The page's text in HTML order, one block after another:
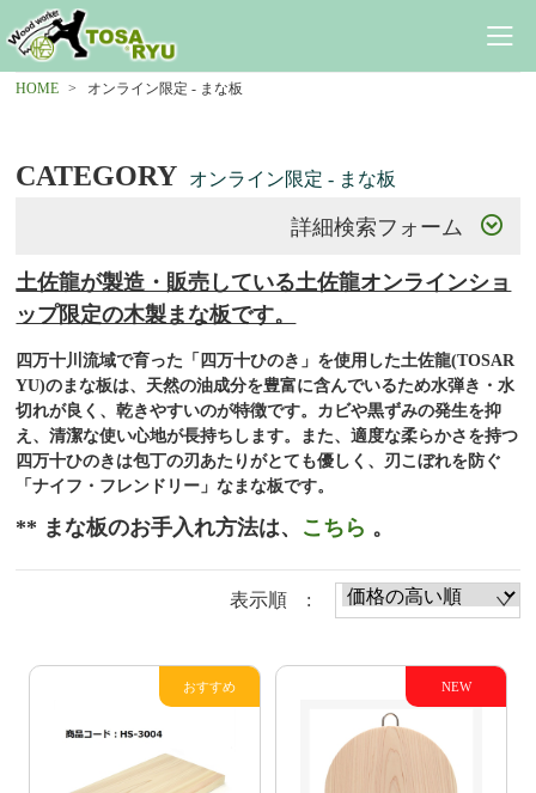
HOME オンライン限定 - まな板
CATEGORY オンライン限定 - まな板
詳細検索フォーム
土佐龍が製造・販売している土佐龍オンラインショ
ップ限定の木製まな板です。
四万十川流域で育った「四万十ひのき」を使用した土佐龍(TOSAR
YU)のまな板は、天然の油成分を豊富に含んでいるため水弾き・水
切れが良く、乾きやすいのが特徴です。カビや黒ずみの発生を抑
え、清潔な使い心地が長持ちします。また、適度な柔らかさを持つ
四万十ひのきは包丁の刃あたりがとても優しく、刃こぼれを防ぐ
「ナイフ・フレンドリー」なまな板です。
** まな板のお手入れ方法は、 こちら 。
表示順 :